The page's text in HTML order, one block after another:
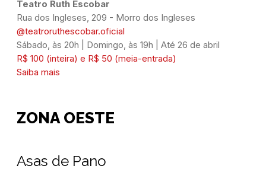
Teatro Ruth Escobar
Rua dos Ingleses, 209 - Morro dos Ingleses
@teatroruthescobar.oficial
Sábado, às 20h | Domingo, às 19h | Até 26 de abril
R$ 100 (inteira) e R$ 50 (meia-entrada)
Saiba mais
ZONA OESTE
Asas de Pano